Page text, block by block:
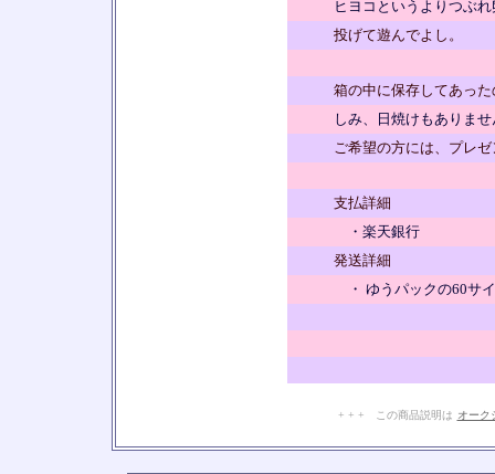
ヒヨコというよりつぶ
投げて遊んでよし。
箱の中に保存してあっ
しみ、日焼けもありませ
ご希望の方には、プレ
支払詳細
・楽天銀行
発送詳細
・ ゆうパックの60サ
+ + + この商品説明は オーク